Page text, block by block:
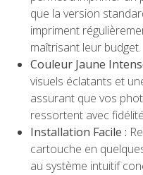
que la version
impriment
maîtrisant leur budget.
Couleur Jaune
visuels éclatants et
assurant que vos
ressortent avec
Installation Facile :
cartouche en
au système intuitif